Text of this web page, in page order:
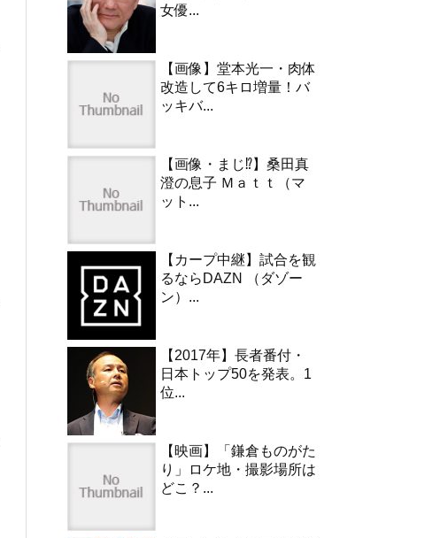
女優...
【画像】堂本光一・肉体
改造して6キロ増量！バ
ッキバ...
【画像・まじ⁉︎】桑田真
澄の息子 Ｍａｔｔ（マ
ット...
【カープ中継】試合を観
るならDAZN （ダゾー
ン）...
【2017年】長者番付・
日本トップ50を発表。1
位...
【映画】「鎌倉ものがた
り」ロケ地・撮影場所は
どこ？...